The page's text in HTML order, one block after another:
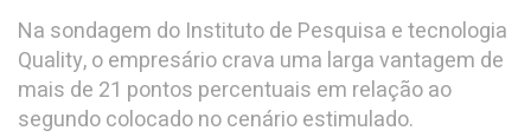
Na sondagem do Instituto de Pesquisa e tecnologia
Quality, o empresário crava uma larga vantagem de
mais de 21 pontos percentuais em relação ao
segundo colocado no cenário estimulado.